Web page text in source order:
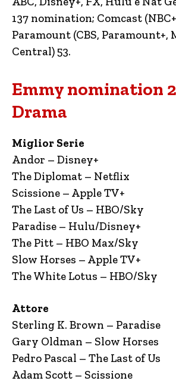
137 nomination; Comcast
Paramount (CBS, Paramount+,
Central) 53.
Emmy nomination
Drama
Miglior Serie
Andor – Disney+
The Diplomat – Netflix
Scissione – Apple TV+
The Last of Us – HBO/Sky
Paradise – Hulu/Disney+
The Pitt – HBO Max/Sky
Slow Horses – Apple TV+
The White Lotus – HBO/Sky
Attore
Sterling K. Brown – Paradise
Gary Oldman – Slow Horses
Pedro Pascal – The Last of Us
Adam Scott – Scissione